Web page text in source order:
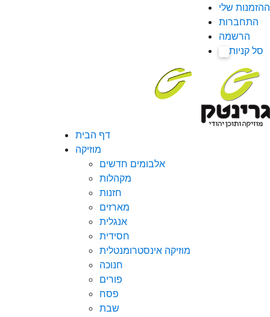
ההזמנות שלי
התחברות
הרשמה
סל קניות
דף הבית
מוזיקה
אלבומים חדשים
מקהלות
חזנות
מארזים
אנגלית
חסידית
מוזיקה אינסטרומנטלית
חנוכה
פורים
פסח
שבת